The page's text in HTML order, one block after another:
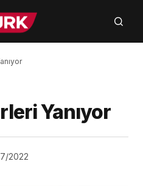
Yanıyor
2022